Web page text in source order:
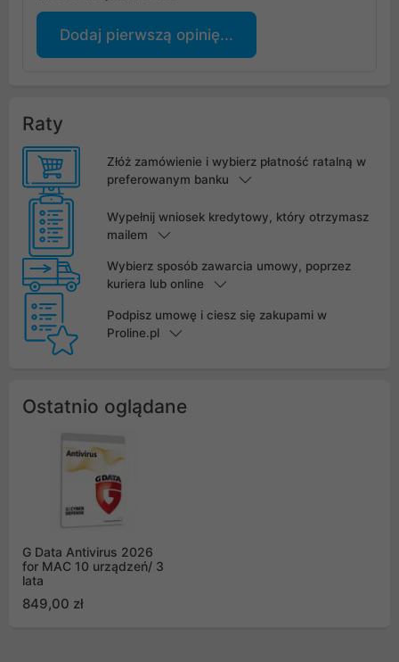
Dodaj pierwszą opinię...
Raty
Złóż zamówienie i wybierz płatność ratalną w
preferowanym banku
Wypełnij wniosek kredytowy, który otrzymasz
mailem
Wybierz sposób zawarcia umowy, poprzez
kuriera lub online
Podpisz umowę i ciesz się zakupami w
Proline.pl
Ostatnio oglądane
G Data Antivirus 2026
for MAC 10 urządzeń/ 3
lata
849,00 zł